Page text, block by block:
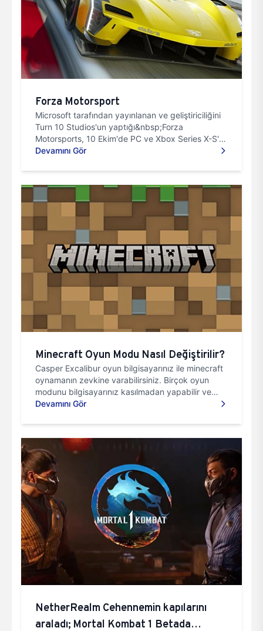
Forza Motorsport
Microsoft tarafından yayınlanan ve geliştiriciliğini
Turn 10 Studios'un yaptığı&nbsp;Forza
Motorsports, 10 Ekim'de PC ve Xbox Series X-S'e
çıkacak. Microsoft,...
Devamını Gör
Minecraft Oyun Modu Nasıl Değiştirilir?
Casper Excalibur oyun bilgisayarınız ile minecraft
oynamanın zevkine varabilirsiniz. Birçok oyun
modunu bilgisayarınız kasılmadan yapabilir ve
oyun oynamanın...
Devamını Gör
NetherRealm Cehennemin kapılarını
araladı; Mortal Kombat 1 Betada